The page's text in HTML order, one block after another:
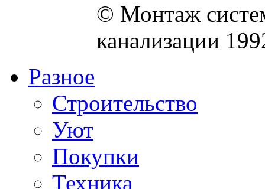
© Монтаж
канализации
Разное
Строительство
Уют
Покупки
Техника